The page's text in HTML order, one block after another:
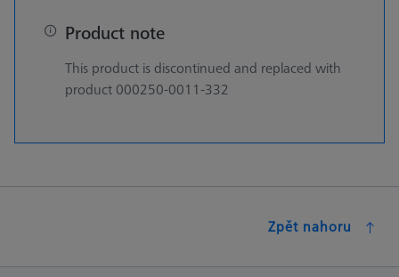
Product note
This product is discontinued and replaced with
product 000250-0011-332
Zpět nahoru